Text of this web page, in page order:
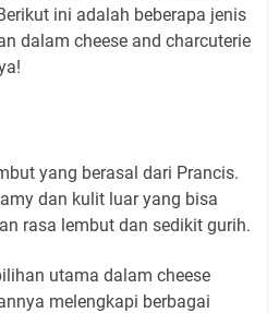
ini adalah beberapa jenis
dalam cheese and charcuterie
yang berasal dari Prancis.
dan kulit luar yang bisa
rasa lembut dan sedikit gurih.
utama dalam cheese
melengkapi berbagai